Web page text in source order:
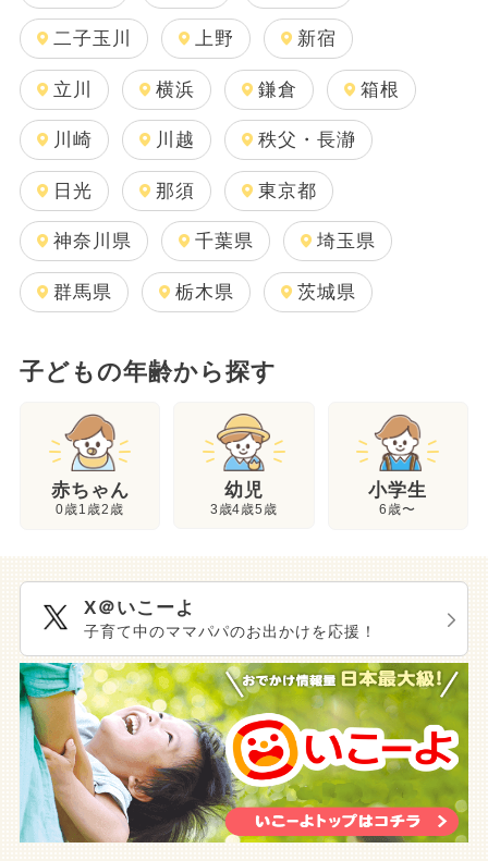
二子玉川 上野 新宿
立川 横浜 鎌倉 箱根
川崎 川越 秩父・長瀞
日光 那須 東京都
神奈川県 千葉県 埼玉県
群馬県 栃木県 茨城県
子どもの年齢から探す
赤ちゃん
0歳1歳2歳
幼児
3歳4歳5歳
小学生
6歳〜
X＠いこーよ
子育て中のママパパのお出かけを応援！